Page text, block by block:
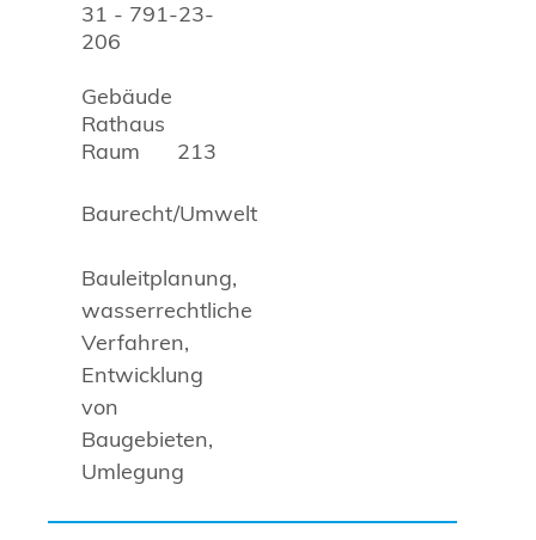
31 - 791-23-
206
Gebäude
Rathaus
Raum
213
Baurecht/Umwelt
Bauleitplanung,
wasserrechtliche
Verfahren,
Entwicklung
von
Baugebieten,
Umlegung